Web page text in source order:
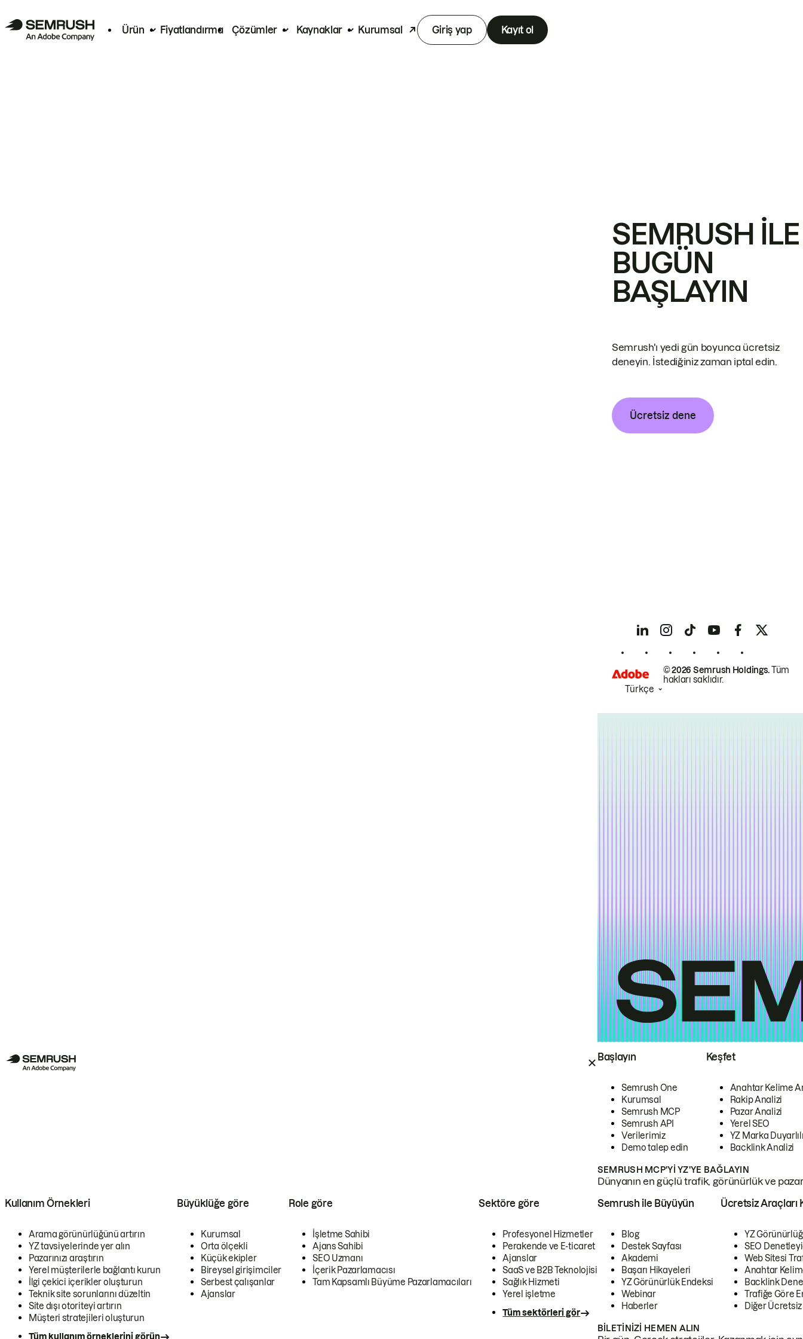
Ürün Fiyatlandırma Çözümler Kaynaklar Kurumsal Giriş yap Kayıt ol
Başlayın
Semrush One
Kurumsal
Semrush MCP
Semrush API
Verilerimiz
Demo talep edin
Keşfet
Anahtar Kelime
Rakip Analizi
Pazar Analizi
Yerel SEO
YZ Marka
Backlink Analizi
SEMRUSH MCP'YI YZ'YE BAĞLAYIN
Dünyanın en güçlü trafik, görünürlük ve
Kullanım Örnekleri
Arama görünürlüğünü artırın
YZ tavsiyelerinde yer alın
Pazarınızı araştırın
Yerel müşterilerle bağlantı kurun
İlgi çekici içerikler oluşturun
Teknik site sorunlarını düzeltin
Site dışı otoriteyi artırın
Müşteri stratejileri oluşturun
Tüm kullanım örneklerini görün
Büyüklüğe göre
Kurumsal
Orta ölçekli
Küçük ekipler
Bireysel girişimciler
Serbest çalışanlar
Ajanslar
Role göre
İşletme Sahibi
Ajans Sahibi
SEO Uzmanı
İçerik Pazarlamacısı
Tam Kapsamlı Büyüme Pazarlamacıları
Sektöre göre
Profesyonel Hizmetler
Perakende ve E-ticaret
Ajanslar
SaaS ve B2B Teknolojisi
Sağlık Hizmeti
Yerel işletme
Tüm sektörleri gör
Semrush ile Büyüyün
Blog
Destek Sayfası
Akademi
Başarı Hikayeleri
YZ Görünürlük Endeksi
Webinar
Haberler
Ücretsiz Araçları
YZ
SEO
Web Sitesi
Anahtar
Backlink
Trafiğe Göre
Diğer
BILETINIZI HEMEN ALIN
SEMRUSH ILE
BUGÜN
BAŞLAYIN
Semrush'ı yedi gün boyunca ücretsiz
deneyin. İstediğiniz zaman iptal edin.
Ücretsiz dene
© 2026 Semrush Holdings.Tüm
hakları saklıdır.
Türkçe